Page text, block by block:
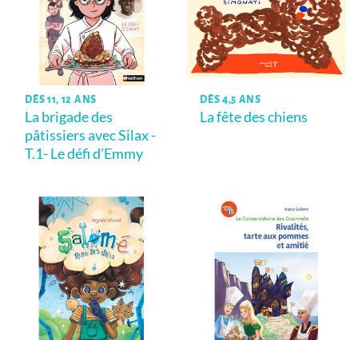
DÈS 11, 12 ANS
La brigade des
pâtissiers avec Silax -
T.1- Le défi d’Emmy
DÈS 4,5 ANS
La fête des chiens